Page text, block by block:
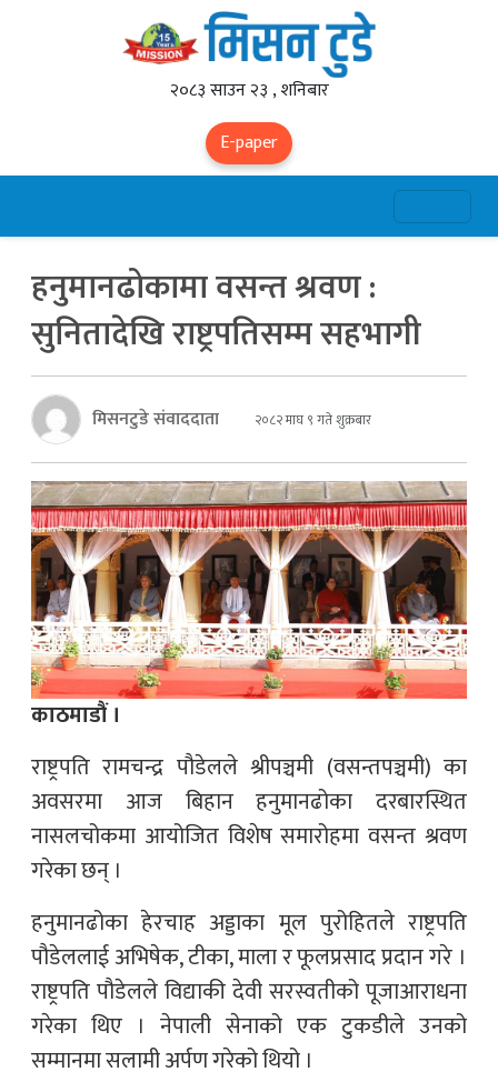
२०८३ साउन २३ , शनिबार
E-paper
हनुमानढोकामा वसन्त श्रवण :
सुनितादेखि राष्ट्रपतिसम्म सहभागी
मिसनटुडे संवाददाता २०८२ माघ ९ गते शुक्रबार
काठमाडौं ।
राष्ट्रपति रामचन्द्र पौडेलले श्रीपञ्चमी (वसन्तपञ्चमी) का
अवसरमा आज बिहान हनुमानढोका दरबारस्थित
नासलचोकमा आयोजित विशेष समारोहमा वसन्त श्रवण
गरेका छन् ।
हनुमानढोका हेरचाह अड्डाका मूल पुरोहितले राष्ट्रपति
पौडेललाई अभिषेक, टीका, माला र फूलप्रसाद प्रदान गरे ।
राष्ट्रपति पौडेलले विद्याकी देवी सरस्वतीको पूजाआराधना
गरेका थिए । नेपाली सेनाको एक टुकडीले उनको
सम्मानमा सलामी अर्पण गरेको थियो ।